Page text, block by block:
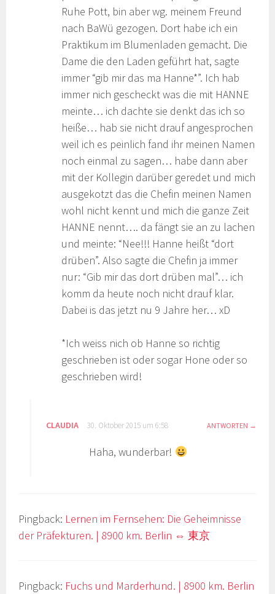
Ruhe Pott, bin aber wg. meinem Freund
nach BaWü gezogen. Dort habe ich ein
Praktikum im Blumenladen gemacht. Die
Dame die den Laden geführt hat, sagte
immer “gib mir das ma Hanne*”. Ich hab
immer nich gescheckt was die mit HANNE
meinte… ich dachte sie denkt das ich so
heiße… hab sie nicht drauf angesprochen
weil ich es peinlich fand ihr meinen Namen
noch einmal zu sagen… habe dann aber
mit der Kollegin darüber geredet und mich
ausgekotzt das die Chefin meinen Namen
wohl nicht kennt und mich die ganze Zeit
HANNE nennt…. da fängt sie an zu lachen
und meinte: “Nee!!! Hanne heißt “dort
drüben”. Also sagte die Chefin ja immer
nur: “Gib mir das dort drüben mal”… ich
komm da heute noch nicht drauf klar.
Dabei is das jetzt nu 9 Jahre her… xD
*Ich weiss nich ob Hanne so richtig
geschrieben ist oder sogar Hone oder so
geschrieben wird!
CLAUDIA 30. Oktober 2015 um 6:58 ANTWORTEN
Haha, wunderbar!
Pingback: Lernen im Fernsehen: Die Geheimnisse
der Präfekturen. | 8900 km. Berlin ⇔ 東京
Pingback: Fuchs und Marderhund. | 8900 km. Berlin